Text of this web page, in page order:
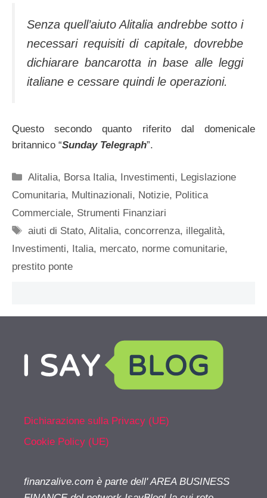
Senza quell’aiuto Alitalia andrebbe sotto i
necessari requisiti di capitale, dovrebbe
dichiarare bancarotta in base alle leggi
italiane e cessare quindi le operazioni.
Questo secondo quanto riferito dal domenicale
britannico “Sunday Telegraph”.
Categorie
Alitalia, Borsa Italia, Investimenti, Legislazione
Comunitaria, Multinazionali, Notizie, Politica
Commerciale, Strumenti Finanziari
Tag
aiuti di Stato,Alitalia,concorrenza, illegalità,
Investimenti, Italia, mercato, norme comunitarie,
prestito ponte
Dichiarazione sulla Privacy (UE)
Cookie Policy (UE)
finanzalive.com è parte dell' AREA BUSINESS